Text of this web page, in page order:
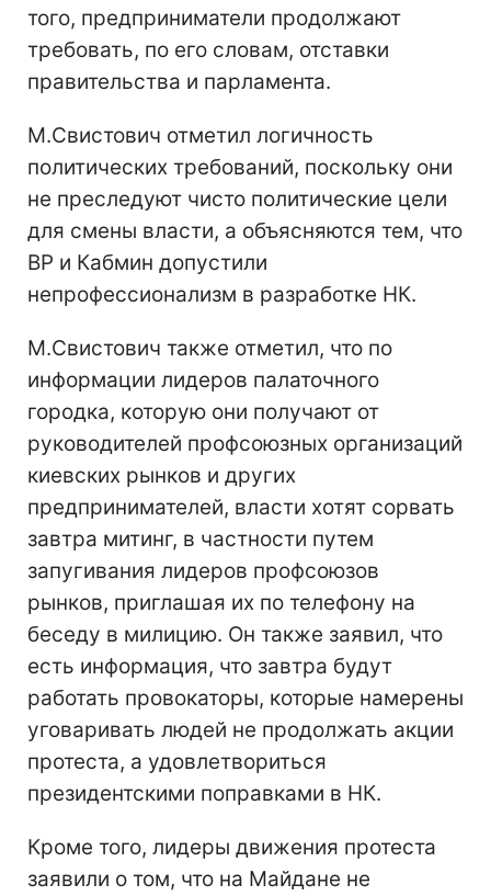
того, предприниматели продолжают
требовать, по его словам, отставки
правительства и парламента.
М.Свистович отметил логичность
политических требований, поскольку они
не преследуют чисто политические цели
для смены власти, а объясняются тем, что
ВР и Кабмин допустили
непрофессионализм в разработке НК.
М.Свистович также отметил, что по
информации лидеров палаточного
городка, которую они получают от
руководителей профсоюзных организаций
киевских рынков и других
предпринимателей, власти хотят сорвать
завтра митинг, в частности путем
запугивания лидеров профсоюзов
рынков, приглашая их по телефону на
беседу в милицию. Он также заявил, что
есть информация, что завтра будут
работать провокаторы, которые намерены
уговаривать людей не продолжать акции
протеста, а удовлетвориться
президентскими поправками в НК.
Кроме того, лидеры движения протеста
заявили о том, что на Майдане не